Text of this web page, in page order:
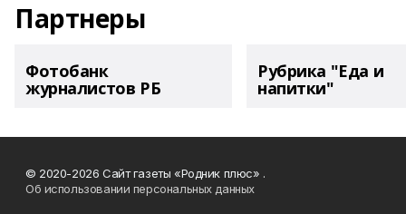
Партнеры
Фотобанк
журналистов РБ
Рубрика "Еда и
напитки"
© 2020-2026 Сайт газеты «Родник плюс» .
Об использовании персональных данных